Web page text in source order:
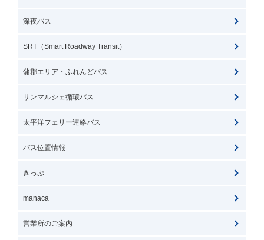
深夜バス
SRT（Smart Roadway Transit）
蒲郡エリア・ふれんどバス
サンマルシェ循環バス
太平洋フェリー連絡バス
バス位置情報
きっぷ
manaca
営業所のご案内